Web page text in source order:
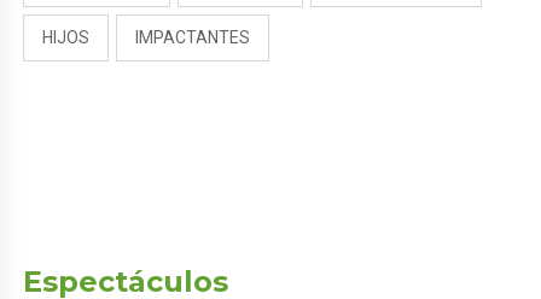
HIJOS IMPACTANTES
Espectáculos